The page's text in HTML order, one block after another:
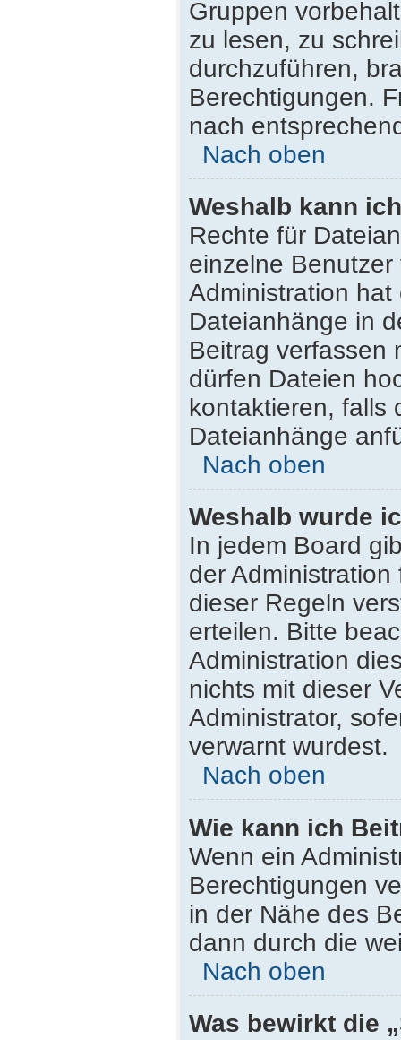
Gruppen
zu lesen, zu
durchzuführen,
Berechtigungen.
nach
Nach oben
Weshalb kann
Rechte für
einzelne
Administration
Dateianhänge in
Beitrag verfassen
dürfen Dateien
kontaktieren, falls
Dateianhänge
Nach oben
Weshalb wurde
In jedem Board
der
dieser Regeln
erteilen. Bitte
Administration
nichts mit dieser
Administrator,
verwarnt wurdest.
Nach oben
Wie kann ich
Wenn ein
Berechtigungen
in der Nähe des
dann durch die
Nach oben
Was bewirkt die